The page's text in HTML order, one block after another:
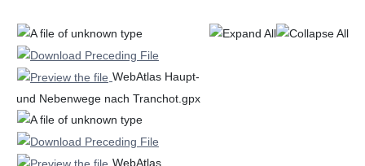
WebAtlas Haupt-
und Nebenwege nach Tranchot.gpx
WebAtlas